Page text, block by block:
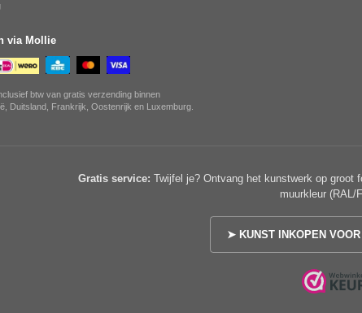
via Mollie
btw van gratis verzending binnen
Duitsland, Frankrijk, Oostenrijk en Luxemburg.
Gratis service: Twijfel je? Ontvang het kunstwerk op groot
muurkleur (RAL/
➤ KUNST INKOPEN